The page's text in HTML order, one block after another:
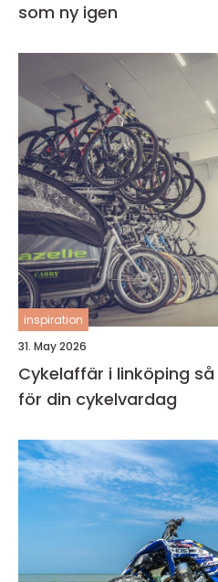
som ny igen
inspiration
31. May 2026
Cykelaffär i linköping så väljer du rätt butik
för din cykelvardag